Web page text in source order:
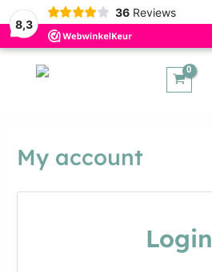
8,3
36 Reviews
My account
Login